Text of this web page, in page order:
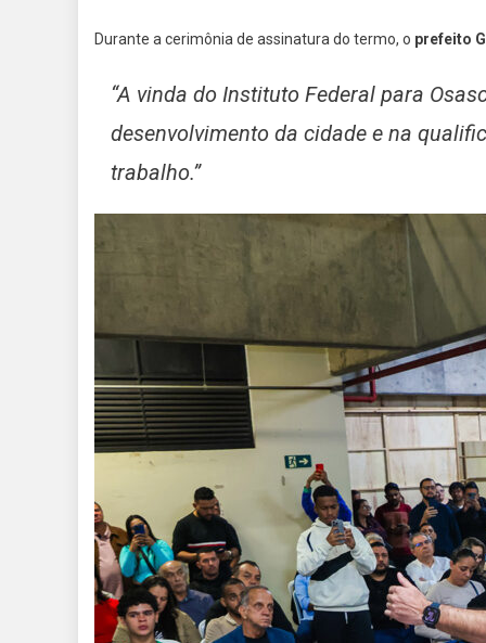
Durante a cerimônia de assinatura do termo, o prefeito
“A vinda do Instituto Federal para
desenvolvimento da cidade e na
trabalho.”